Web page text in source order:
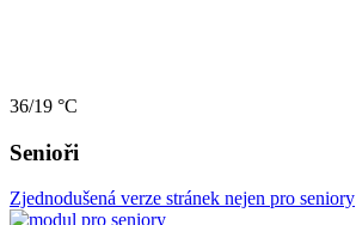
36/19 °C
Senioři
Zjednodušená verze stránek nejen pro seniory